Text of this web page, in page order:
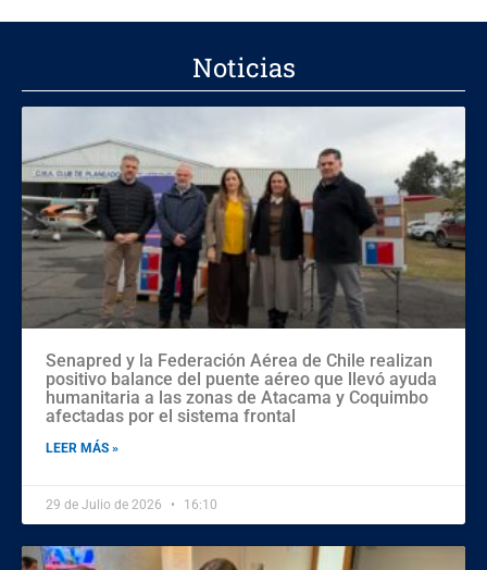
Noticias
Senapred y la Federación Aérea de Chile realizan
positivo balance del puente aéreo que llevó ayuda
humanitaria a las zonas de Atacama y Coquimbo
afectadas por el sistema frontal
LEER MÁS »
29 de Julio de 2026 16:10